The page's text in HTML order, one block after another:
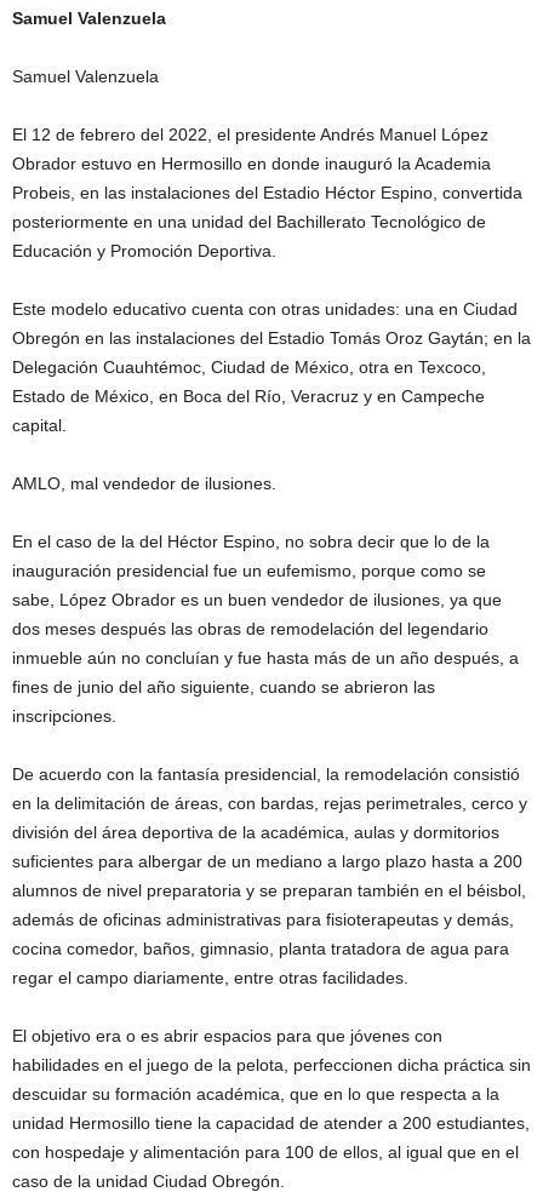
Samuel Valenzuela
Samuel Valenzuela
El 12 de febrero del 2022, el presidente Andrés Manuel López
Obrador estuvo en Hermosillo en donde inauguró la Academia
Probeis, en las instalaciones del Estadio Héctor Espino, convertida
posteriormente en una unidad del Bachillerato Tecnológico de
Educación y Promoción Deportiva.
Este modelo educativo cuenta con otras unidades: una en Ciudad
Obregón en las instalaciones del Estadio Tomás Oroz Gaytán; en la
Delegación Cuauhtémoc, Ciudad de México, otra en Texcoco,
Estado de México, en Boca del Río, Veracruz y en Campeche
capital.
AMLO, mal vendedor de ilusiones.
En el caso de la del Héctor Espino, no sobra decir que lo de la
inauguración presidencial fue un eufemismo, porque como se
sabe, López Obrador es un buen vendedor de ilusiones, ya que
dos meses después las obras de remodelación del legendario
inmueble aún no concluían y fue hasta más de un año después, a
fines de junio del año siguiente, cuando se abrieron las
inscripciones.
De acuerdo con la fantasía presidencial, la remodelación consistió
en la delimitación de áreas, con bardas, rejas perimetrales, cerco y
división del área deportiva de la académica, aulas y dormitorios
suficientes para albergar de un mediano a largo plazo hasta a 200
alumnos de nivel preparatoria y se preparan también en el béisbol,
además de oficinas administrativas para fisioterapeutas y demás,
cocina comedor, baños, gimnasio, planta tratadora de agua para
regar el campo diariamente, entre otras facilidades.
El objetivo era o es abrir espacios para que jóvenes con
habilidades en el juego de la pelota, perfeccionen dicha práctica sin
descuidar su formación académica, que en lo que respecta a la
unidad Hermosillo tiene la capacidad de atender a 200 estudiantes,
con hospedaje y alimentación para 100 de ellos, al igual que en el
caso de la unidad Ciudad Obregón.